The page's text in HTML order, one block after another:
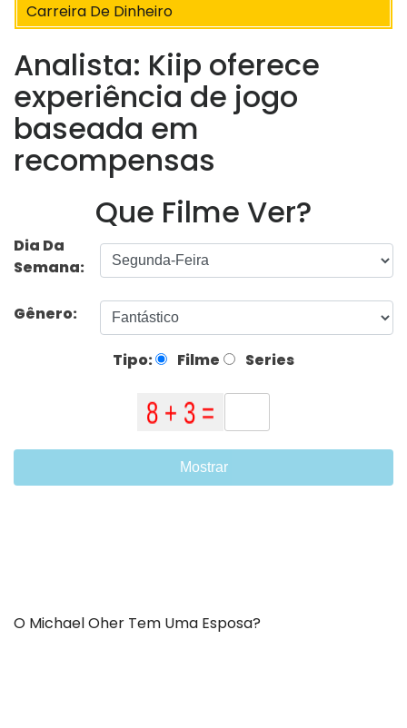
Carreira De Dinheiro
Analista: Kiip oferece
experiência de jogo
baseada em
recompensas
Que Filme Ver?
Dia Da
Semana:
Gênero:
Tipo: Filme Series
Mostrar
O Michael Oher Tem Uma Esposa?